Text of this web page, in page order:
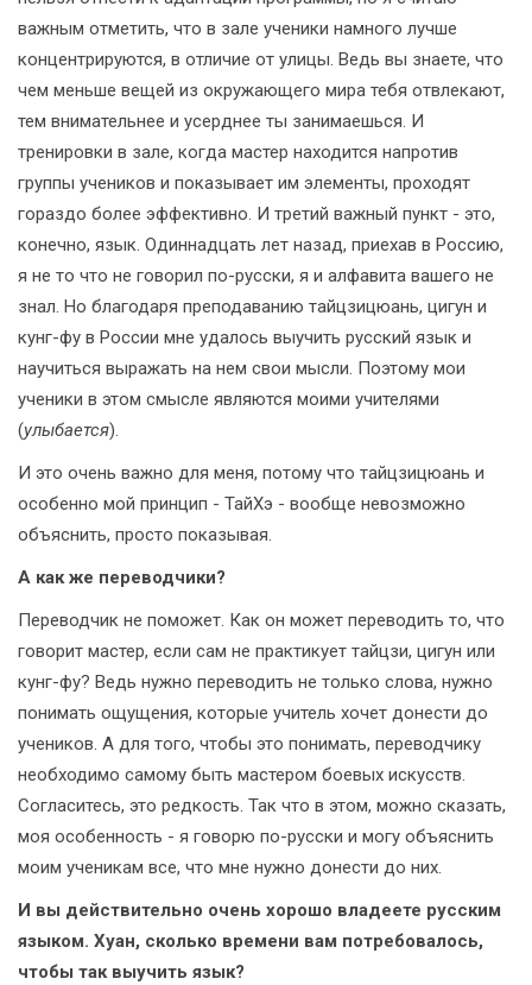
важным отметить, что в зале ученики намного лучше
концентрируются, в отличие от улицы. Ведь вы знаете, что
чем меньше вещей из окружающего мира тебя отвлекают,
тем внимательнее и усерднее ты занимаешься. И
тренировки в зале, когда мастер находится напротив
группы учеников и показывает им элементы, проходят
гораздо более эффективно. И третий важный пункт - это,
конечно, язык. Одиннадцать лет назад, приехав в Россию,
я не то что не говорил по-русски, я и алфавита вашего не
знал. Но благодаря преподаванию тайцзицюань, цигун и
кунг-фу в России мне удалось выучить русский язык и
научиться выражать на нем свои мысли. Поэтому мои
ученики в этом смысле являются моими учителями
(улыбается).
И это очень важно для меня, потому что тайцзицюань и
особенно мой принцип - ТайХэ - вообще невозможно
объяснить, просто показывая.
А как же переводчики?
Переводчик не поможет. Как он может переводить то, что
говорит мастер, если сам не практикует тайцзи, цигун или
кунг-фу? Ведь нужно переводить не только слова, нужно
понимать ощущения, которые учитель хочет донести до
учеников. А для того, чтобы это понимать, переводчику
необходимо самому быть мастером боевых искусств.
Согласитесь, это редкость. Так что в этом, можно сказать,
моя особенность - я говорю по-русски и могу объяснить
моим ученикам все, что мне нужно донести до них.
И вы действительно очень хорошо владеете русским
языком. Хуан, сколько времени вам потребовалось,
чтобы так выучить язык?